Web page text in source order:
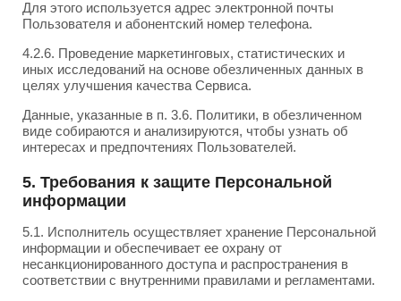
Для этого используется адрес электронной почты
Пользователя и абонентский номер телефона.
4.2.6. Проведение маркетинговых, статистических и
иных исследований на основе обезличенных данных в
целях улучшения качества Сервиса.
Данные, указанные в п. 3.6. Политики, в обезличенном
виде собираются и анализируются, чтобы узнать об
интересах и предпочтениях Пользователей.
5. Требования к защите Персональной
информации
5.1. Исполнитель осуществляет хранение Персональной
информации и обеспечивает ее охрану от
несанкционированного доступа и распространения в
соответствии с внутренними правилами и регламентами.